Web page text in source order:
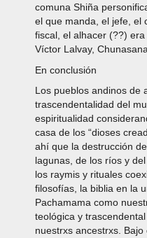
comuna Shiña
el que manda, el jefe, el
fiscal, el alhacer (??)
Víctor Lalvay,
En conclusión
Los pueblos andinos de
trascendentalidad del
espiritualidad
casa de los “dioses
ahí que la destrucción
lagunas, de los ríos y
los raymis y rituales
filosofías, la biblia en la
Pachamama como
teológica y
nuestrxs ancestrxs.